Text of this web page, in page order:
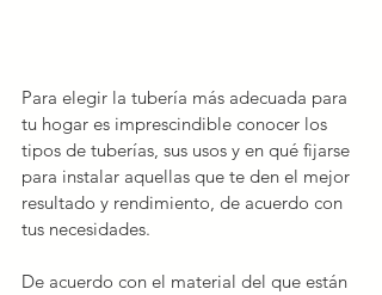
Para elegir la tubería más adecuada para
tu hogar es imprescindible conocer los
tipos de tuberías, sus usos y en qué fijarse
para instalar aquellas que te den el mejor
resultado y rendimiento, de acuerdo con
tus necesidades.
De acuerdo con el material del que están